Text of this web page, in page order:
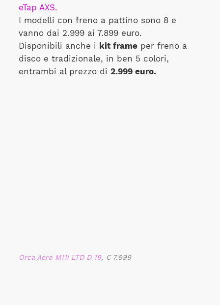
eTap AXS.
I modelli con freno a pattino sono 8 e
vanno dai 2.999 ai 7.899 euro.
Disponibili anche i kit frameper freno a
disco e tradizionale, in ben 5 colori,
entrambi al prezzo di 2.999 euro.
Orca Aero M11i LTD D 19, € 7.999